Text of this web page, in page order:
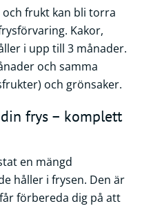
och frukt kan bli torra
Kakor,
i upp till 3 månader.
och samma
och grönsaker.
frys – komplett
en mängd
håller i frysen. Den är
förbereda dig på att